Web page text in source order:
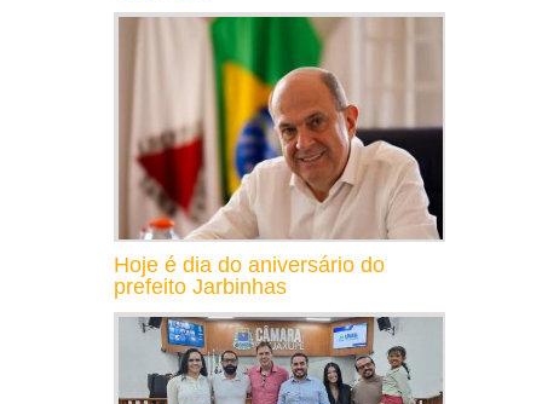
Hoje é dia do aniversário do
prefeito Jarbinhas